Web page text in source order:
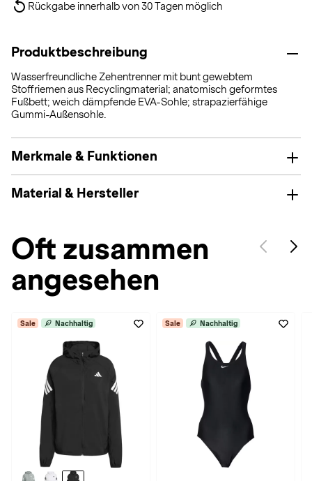
Rückgabe innerhalb von 30 Tagen möglich
Produktbeschreibung
Wasserfreundliche Zehentrenner mit bunt gewebtem
Stoffriemen aus Recyclingmaterial; anatomisch geformtes
Fußbett; weich dämpfende EVA-Sohle; strapazierfähige
Gummi-Außensohle.
Merkmale & Funktionen
Material & Hersteller
Oft zusammen
angesehen
Sale Nachhaltig Sale Nachhaltig